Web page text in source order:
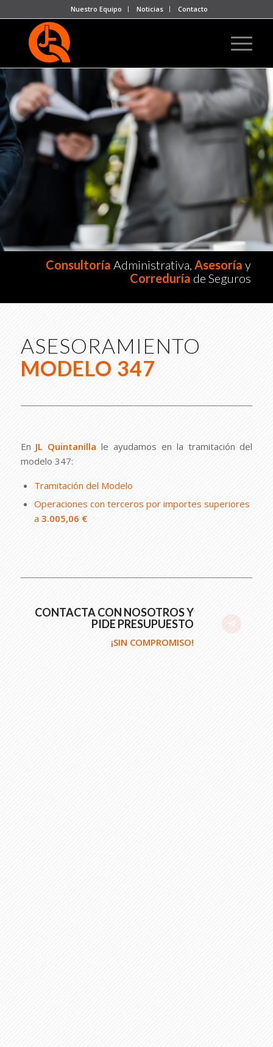
Nuestro Equipo Noticias Contacto
Consultoría Administrativa, Asesoríay
Correduría de Seguros
ASESORAMIENTO
MODELO 347
En JL Quintanilla le ayudamos en la tramitación del
modelo 347:
Tramitación del Modelo
Operaciones con terceros por importes superiores
a 3.005,06 €
CONTACTA CON NOSOTROS Y
PIDE PRESUPUESTO
¡SIN COMPROMISO!